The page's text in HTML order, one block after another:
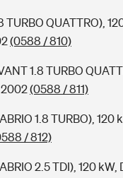
QUATTRO),
(0588 / 810)
1.8 TURBO
2002(0588 / 811)
1.8 TURBO), 120
/ 812)
2.5 TDI), 120 kW,